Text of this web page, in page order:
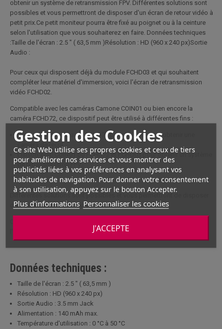
Gestion des Cookies
Ce site Web utilise ses propres cookies et ceux de tiers
pour améliorer nos services et vous montrer des
publicités liées à vos préférences en analysant vos
habitudes de navigation. Pour donner votre consentement
à son utilisation, appuyez sur le bouton Accepter.
Plus d'informations Personnaliser les cookies
J'ACCEPTE
obtenir un système de retransmission FPV. Différentes solutions sont
possibles et vous permettront de disposer d'un écran de retour vidéo à
petit prix.Ce petit moniteur pourra être fixé au poignet ou à la ceinture
selon l'utilisation que vous souhaiterez en faire. Données techniques
:Taille de l'écran : 2.5 " ( 63,5 mm )Résolution : HD (960 x 240 px)Sortie
Audio :
Pour ceux qui disposent déjà du module FCHD03 et qui souhaitent
compléter leur matériel d'immersion, voici l'écran de retransmission
vidéo FCHD02.
Compatible avec les caméras Camone COIN01 ou bien encore la
caméra FCHD72, ce dispositif peut être utilisé à différentes fins :
Connexion directe avec FCHD72 par câble AV pour obtenir une
Liaison avec COIN01 ou FCHD72 et FCHD03 pour obtenir un système
de retransmission FPV.
Différentes solutions sont possibles et vous permettront de disposer
d'un écran de retour vidéo à petit prix.
l'utilisation que vous souhaiterez en faire.
Données techniques :
Taille de l'écran : 2.5 " ( 63,5 mm )
Résolution : HD (960 x 240 px)
Sortie Audio : 3.5 mm Jack
Alimentation : 140 mAh max.
Température d'utilisation : 0 °C à 50 °C